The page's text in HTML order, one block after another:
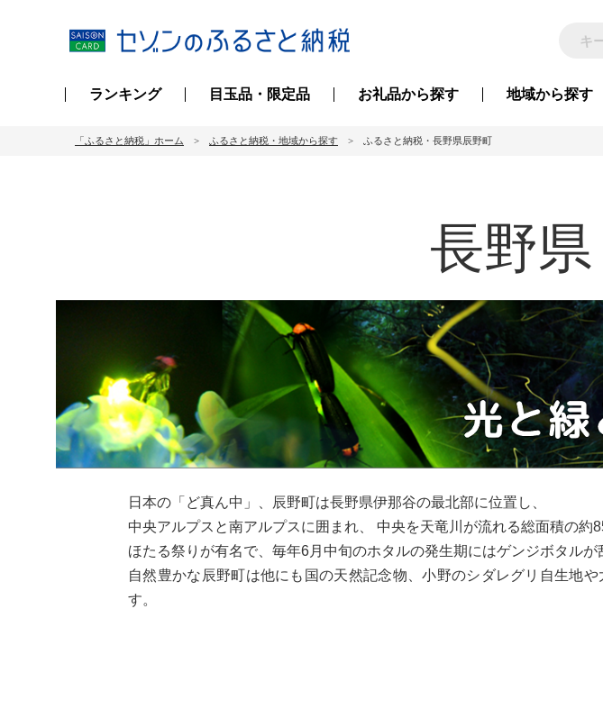
ランキング 目玉品・限定品 お礼品から探す 地域から探す
「ふるさと納税」ホーム ふるさと納税・地域から探す ふるさと納税・長野県辰野町
長野県
日本の「ど真ん中」、辰野町は長野県伊那谷の最北部に位置し、
中央アルプスと南アルプスに囲まれ、 中央を天竜川が流れる総面積の約
ほたる祭りが有名で、毎年6月中旬のホタルの発生期にはゲンジボタル
自然豊かな辰野町は他にも国の天然記念物、小野のシダレグリ自生地
す。